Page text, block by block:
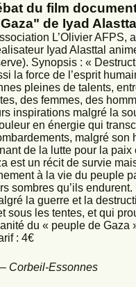
du film
de Iyad Alasttal
L’Olivier AFPS,
Iyad Alasttal
Synopsis : «
la force de l’esprit
pleines de talents,
des femmes, des
inspirations malgré la
en énergie qui
malgré son
de la lutte pour la paix
est un récit de survie
à la vie du peuple
sombres qu’ils
la guerre et la
sous les tentes, et qui
du « peuple de Gaza
: 4€
Corbeil-Essonnes